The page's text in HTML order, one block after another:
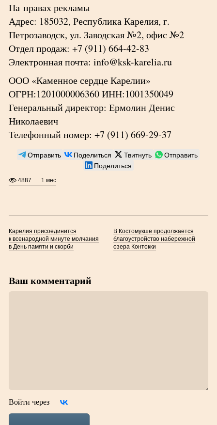
На правах рекламы
Адрес: 185032, Республика Карелия, г.
Петрозаводск, ул. Заводская №2, офис №2
Отдел продаж: +7 (911) 664-42-83
Электронная почта: info@ksk-karelia.ru
ООО «Каменное сердце Карелии»
ОГРН:1201000006360 ИНН:1001350049
Генеральный директор: Ермолин Денис
Николаевич
Телефонный номер: +7 (911) 669-29-37
Отправить Поделиться Твитнуть
Отправить
Поделиться
4887 1 мес
Карелия присоединится
к всенародной минуте молчания
в День памяти и скорби
В Костомукше продолжается
благоустройство набережной
озера Контокки
Ваш комментарий
Войти через